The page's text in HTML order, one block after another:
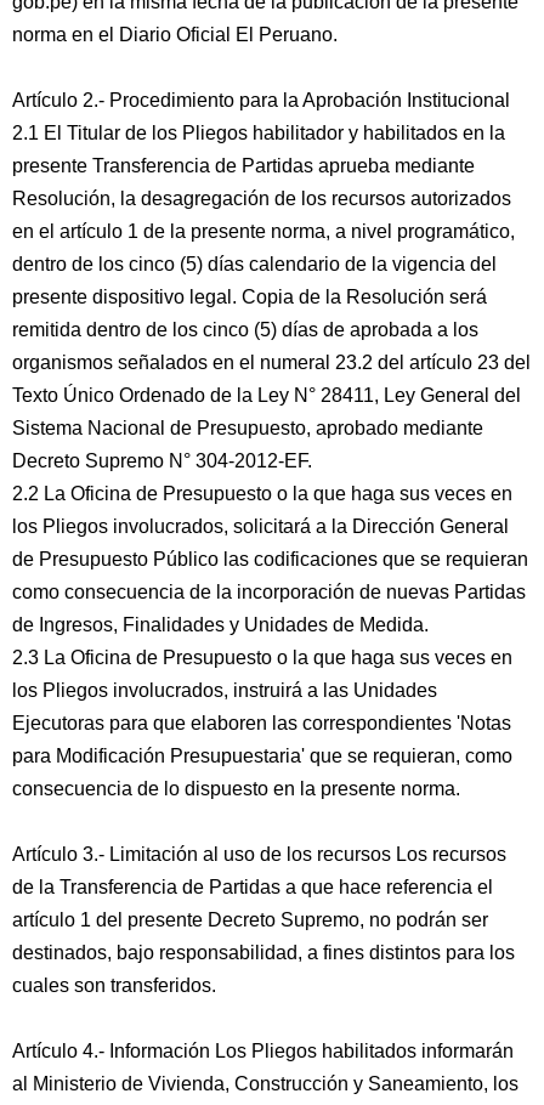
norma en el Diario Oficial El Peruano.
Artículo 2.- Procedimiento para la Aprobación Institucional
2.1 El Titular de los Pliegos habilitador y habilitados en la
presente Transferencia de Partidas aprueba mediante
Resolución, la desagregación de los recursos autorizados
en el artículo 1 de la presente norma, a nivel programático,
dentro de los cinco (5) días calendario de la vigencia del
presente dispositivo legal. Copia de la Resolución será
remitida dentro de los cinco (5) días de aprobada a los
organismos señalados en el numeral 23.2 del artículo 23 del
Texto Único Ordenado de la Ley N° 28411, Ley General del
Sistema Nacional de Presupuesto, aprobado mediante
Decreto Supremo N° 304-2012-EF.
2.2 La Oficina de Presupuesto o la que haga sus veces en
los Pliegos involucrados, solicitará a la Dirección General
de Presupuesto Público las codificaciones que se requieran
como consecuencia de la incorporación de nuevas Partidas
de Ingresos, Finalidades y Unidades de Medida.
2.3 La Oficina de Presupuesto o la que haga sus veces en
los Pliegos involucrados, instruirá a las Unidades
Ejecutoras para que elaboren las correspondientes 'Notas
para Modificación Presupuestaria' que se requieran, como
consecuencia de lo dispuesto en la presente norma.
Artículo 3.- Limitación al uso de los recursos Los recursos
de la Transferencia de Partidas a que hace referencia el
artículo 1 del presente Decreto Supremo, no podrán ser
destinados, bajo responsabilidad, a fines distintos para los
cuales son transferidos.
Artículo 4.- Información Los Pliegos habilitados informarán
al Ministerio de Vivienda, Construcción y Saneamiento, los